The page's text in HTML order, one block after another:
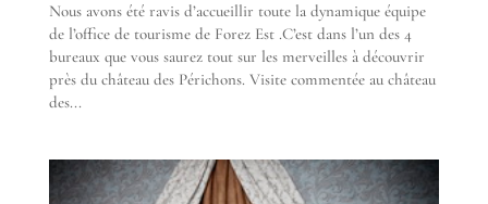
Nous avons été ravis d’accueillir toute la dynamique équipe
de l’office de tourisme de Forez Est .C’est dans l’un des 4
bureaux que vous saurez tout sur les merveilles à découvrir
près du château des Périchons. Visite commentée au château
des...